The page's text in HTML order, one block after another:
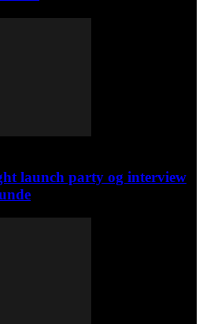
launch party og interview